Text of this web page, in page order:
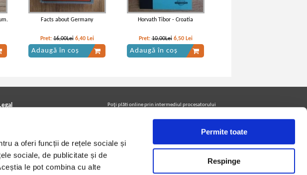
a oferi funcții de rețele sociale și
sociale, de publicitate și de
le pot combina cu alte
Permite toate
Respinge
Facts about Germany
Pret:16,00Lei 6,40 Lei
Adaugă în coș
Horvath Tibor - Croatia
Pret:10,00Lei 6,50 Lei
Adaugă în coș
Legal
si conditii
cookie-uri
Poţi plăti online prin intermediul procesatorului
Urmăreşte-ne pe facebook pentru a fi la curent cu